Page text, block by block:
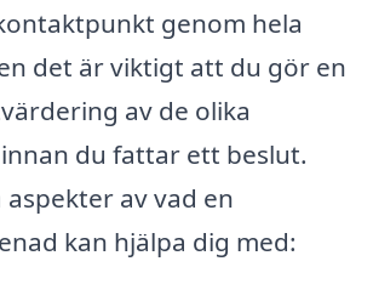
genom hela
det är viktigt att du gör en
av de olika
du fattar ett beslut.
av vad en
kan hjälpa dig med: